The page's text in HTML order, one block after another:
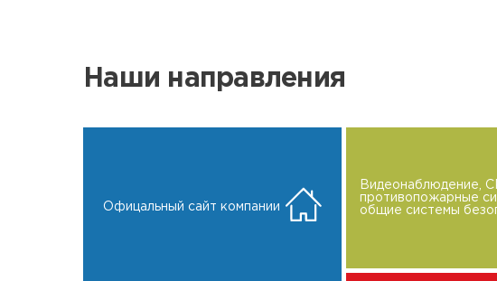
Наши направления
Офицальный сайт компании
Видеонаблюдение,
противопожарные
общие системы